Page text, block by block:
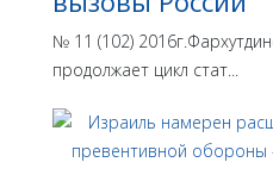
№ 11 (102)
продолжает цикл стат...